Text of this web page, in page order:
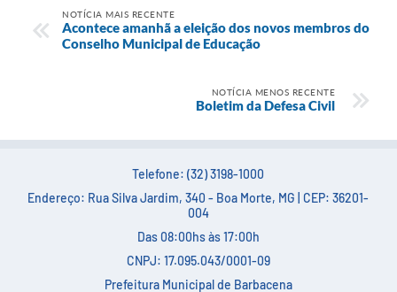
NOTÍCIA MAIS RECENTE
Acontece amanhã a eleição dos novos membros do
Conselho Municipal de Educação
NOTÍCIA MENOS RECENTE
Boletim da Defesa Civil
Telefone: (32) 3198-1000
Endereço: Rua Silva Jardim, 340 - Boa Morte, MG | CEP: 36201-
004
Das 08:00hs às 17:00h
CNPJ: 17.095.043/0001-09
Prefeitura Municipal de Barbacena